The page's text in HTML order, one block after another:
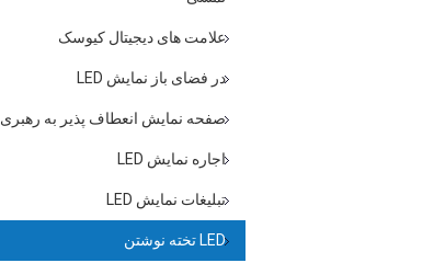
علامت های دیجیتال کیوسک
در فضای باز نمایش LED
صفحه نمایش انعطاف پذیر به رهبری
اجاره نمایش LED
تبلیغات نمایش LED
LED تخته نوشتن